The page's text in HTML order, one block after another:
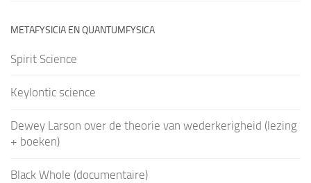
METAFYSICIA EN QUANTUMFYSICA
Spirit Science
Keylontic science
Dewey Larson over de theorie van wederkerigheid (lezing
+ boeken)
Black Whole (documentaire)